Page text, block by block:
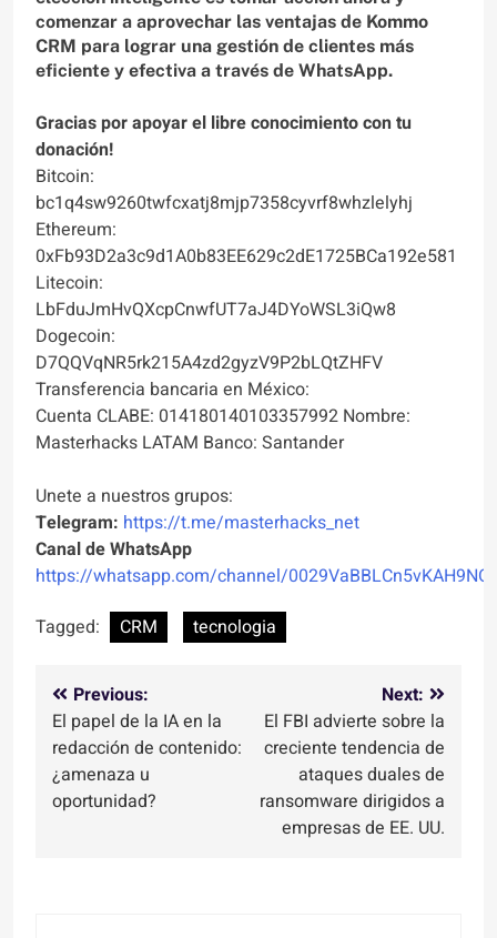
comenzar a aprovechar las ventajas de Kommo
CRM para lograr una gestión de clientes más
eficiente y efectiva a través de WhatsApp.
Gracias por apoyar el libre conocimiento con tu
donación!
Bitcoin:
bc1q4sw9260twfcxatj8mjp7358cyvrf8whzlelyhj
Ethereum:
0xFb93D2a3c9d1A0b83EE629c2dE1725BCa192e581
Litecoin:
LbFduJmHvQXcpCnwfUT7aJ4DYoWSL3iQw8
Dogecoin:
D7QQVqNR5rk215A4zd2gyzV9P2bLQtZHFV
Transferencia bancaria en México:
Cuenta CLABE: 014180140103357992 Nombre:
Masterhacks LATAM Banco: Santander
Unete a nuestros grupos:
Telegram: https://t.me/masterhacks_net
Canal de WhatsApp
https://whatsapp.com/channel/
Tagged:
CRM tecnologia
Navegación
de
entradas
Previous:
El papel de la IA en la
redacción de contenido:
¿amenaza u
oportunidad?
Next:
El FBI advierte sobre la
creciente tendencia de
ataques duales de
ransomware dirigidos a
empresas de EE. UU.